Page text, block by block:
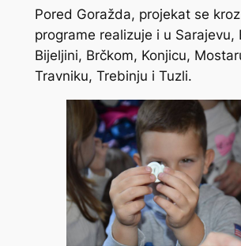
Pored Goražda, projekat se
programe realizuje i u Sarajevu,
Bijeljini, Brčkom, Konjicu,
Travniku, Trebinju i Tuzli.